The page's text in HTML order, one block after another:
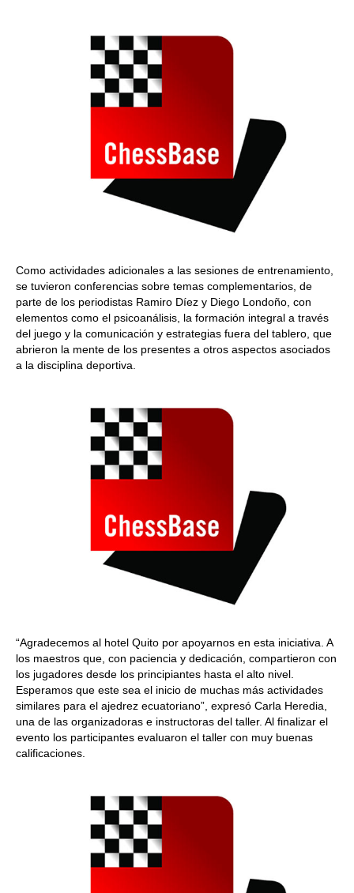
Como actividades adicionales a las sesiones de entrenamiento,
se tuvieron conferencias sobre temas complementarios, de
parte de los periodistas Ramiro Díez y Diego Londoño, con
elementos como el psicoanálisis, la formación integral a través
del juego y la comunicación y estrategias fuera del tablero, que
abrieron la mente de los presentes a otros aspectos asociados
a la disciplina deportiva.
“Agradecemos al hotel Quito por apoyarnos en esta iniciativa. A
los maestros que, con paciencia y dedicación, compartieron con
los jugadores desde los principiantes hasta el alto nivel.
Esperamos que este sea el inicio de muchas más actividades
similares para el ajedrez ecuatoriano”, expresó Carla Heredia,
una de las organizadoras e instructoras del taller. Al finalizar el
evento los participantes evaluaron el taller con muy buenas
calificaciones.